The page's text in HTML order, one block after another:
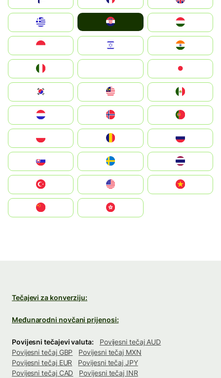
Magyarország
South Korea
United States
中國香港特別行政區
Tečajevi za konverziju:
Međunarodni novčani prijenosi:
Povijesni tečajevi valuta:
Povijesni tečaj AUD
Povijesni tečaj GBP
Povijesni tečaj MXN
Povijesni tečaj EUR
Povijesni tečaj JPY
Povijesni tečaj CAD
Povijesni tečaj INR